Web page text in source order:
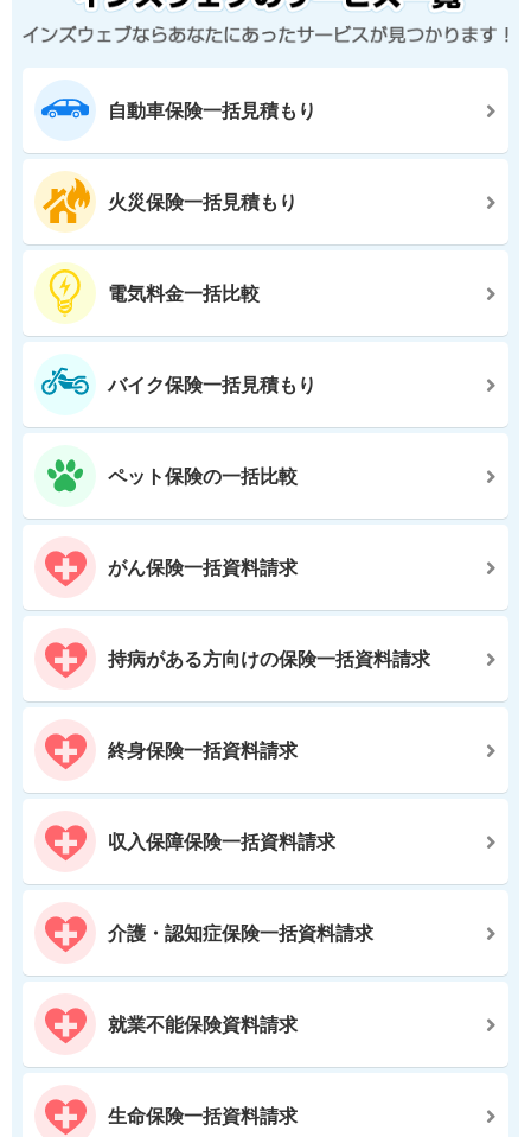
自動車保険一括見積もり
火災保険一括見積もり
電気料金一括比較
バイク保険一括見積もり
ペット保険の一括比較
がん保険一括資料請求
持病がある方向けの保険一括資料請求
終身保険一括資料請求
収入保障保険一括資料請求
介護・認知症保険一括資料請求
就業不能保険資料請求
生命保険一括資料請求